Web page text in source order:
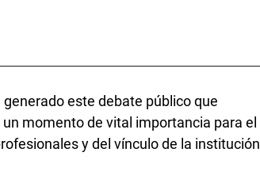
este debate público que
momento de vital importancia para el
y del vínculo de la institución